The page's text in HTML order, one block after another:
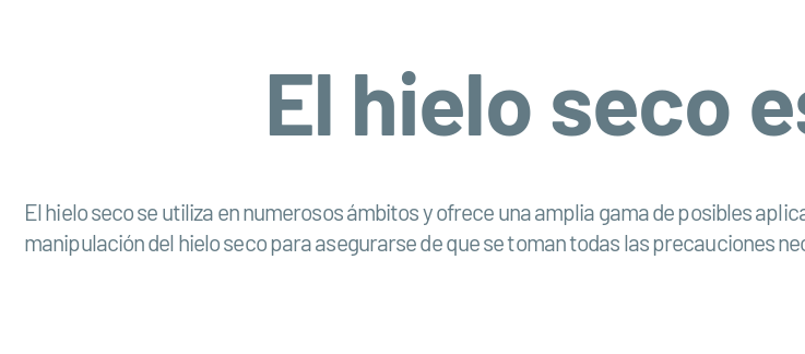
El hielo seco
El hielo seco se utiliza en numerosos ámbitos y ofrece una amplia gama de posibles
manipulación del hielo seco para asegurarse de que se toman todas las precauciones